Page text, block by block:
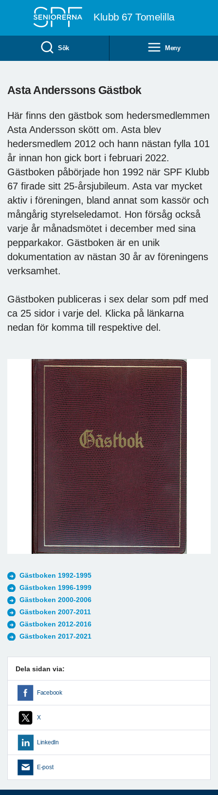
Klubb 67 Tomelilla
Sök Meny
Asta Anderssons Gästbok
Här finns den gästbok som hedersmedlemmen
Asta Andersson skött om. Asta blev
hedersmedlem 2012 och hann nästan fylla 101
år innan hon gick bort i februari 2022.
Gästboken påbörjade hon 1992 när SPF Klubb
67 firade sitt 25-årsjubileum. Asta var mycket
aktiv i föreningen, bland annat som kassör och
mångårig styrelseledamot. Hon försåg också
varje år månadsmötet i december med sina
pepparkakor. Gästboken är en unik
dokumentation av nästan 30 år av föreningens
verksamhet.
Gästboken publiceras i sex delar som pdf med
ca 25 sidor i varje del. Klicka på länkarna
nedan för komma till respektive del.
Gästboken 1992-1995
Gästboken 1996-1999
Gästboken 2000-2006
Gästboken 2007-2011
Gästboken 2012-2016
Gästboken 2017-2021
Dela sidan via:
Facebook
X
LinkedIn
E-post